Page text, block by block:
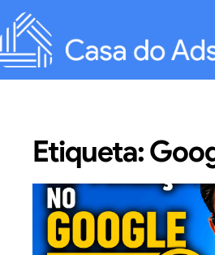
Etiqueta: